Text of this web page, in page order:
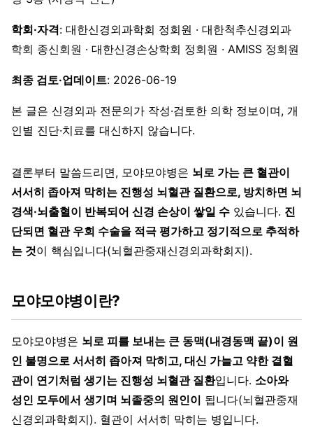
학회·자격: 대한신경외과학회 정회원 · 대한척추신경외과
학회 종신회원 · 대한신경손상학회 정회원 · AMISS 정회원
최종 검토·업데이트: 2026-06-19
본 글은 신경외과 전문의가 작성·검토한 의학 정보이며, 개
인별 진단·치료를 대신하지 않습니다.
결론부터 말씀드리면, 모야모야병은 뇌로 가는 큰 혈관이
서서히 좁아져 막히는 진행성 뇌혈관 질환으로, 방치하면 뇌
경색·뇌출혈이 반복되어 신경 손상이 쌓일 수 있습니다. 진
단되면 혈관 우회 수술을 적극 평가하고 정기적으로 추적하
는 것이 핵심입니다(뇌혈관중재신경외과학회지).
모야모야병이란?
모야모야병은 뇌로 피를 보내는 큰 동맥(내경동맥 끝)이 원
인 불명으로 서서히 좁아져 막히고, 대신 가늘고 약한 곁혈
관이 연기처럼 생기는 진행성 뇌혈관 질환입니다. 소아와
성인 모두에서 생기며 뇌졸중의 원인이 됩니다(뇌혈관중재
신경외과학회지). 혈관이 서서히 막히는 병입니다.